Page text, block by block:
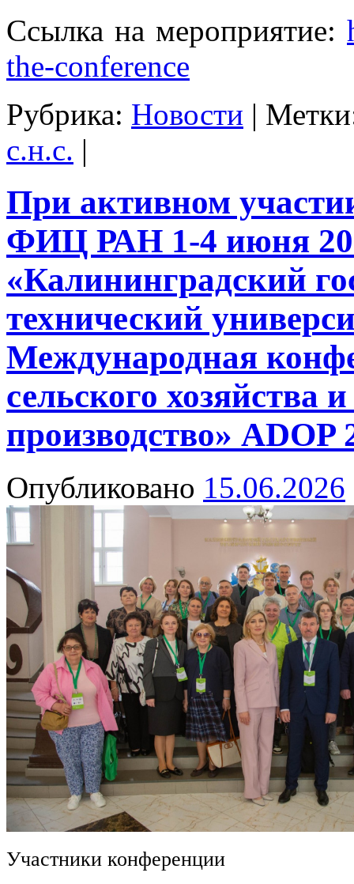
Ссылка на мероприятие:
the-conference
Рубрика: Новости |
с.н.с. |
При активном
ФИЦ РАН 1-4 июня
«Калининградский
технический
Международная
сельского хозяйства
производство» ADOP
Опубликовано 15.06.2026
Участники конференции